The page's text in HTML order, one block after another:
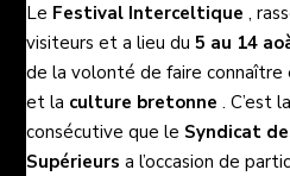
Le Festival Interceltique ,
visiteurs et a lieu du5 au 14
de la volonté de faire
et la culture bretonne. C’est
consécutive que le Syndicat
Supérieurs a l’occasion de